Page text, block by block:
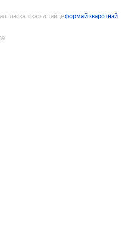
ласка, скарыстайцеформай зваротнай